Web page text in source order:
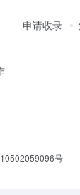
申请收录
号